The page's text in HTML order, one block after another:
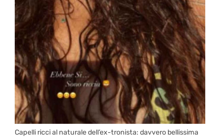
Capelli ricci al naturale dell’ex-tronista: davvero bellissima